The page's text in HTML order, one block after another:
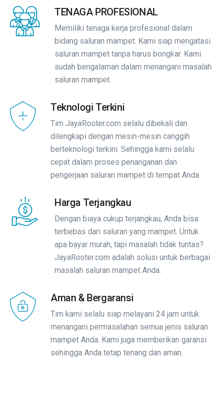
TENAGA PROFESIONAL
Memiliki tenaga kerja profesional dalam
bidang saluran mampet. Kami siap mengatasi
saluran mampet tanpa harus bongkar. Kami
sudah bengalaman dalam menangani masalah
saluran mampet.
Teknologi Terkini
Tim JayaRooter.com selalu dibekali dan
dilengkapi dengan mesin-mesin canggih
berteknologi terkini. Sehingga kami selalu
cepat dalam proses penanganan dan
pengerjaan saluran mampet di tempat Anda
Harga Terjangkau
Dengan biaya cukup terjangkau, Anda bisa
terbebas dari saluran yang mampet. Untuk
apa bayar murah, tapi masalah tidak tuntas?
JayaRooter.com adalah solusi untuk berbagai
masalah saluran mampet Anda.
Aman & Bergaransi
Tim kami selalu siap melayani 24 jam untuk
menangani permasalahan semua jenis saluran
mampet Anda. Kami juga memberikan garansi
sehingga Anda tetap tenang dan aman.